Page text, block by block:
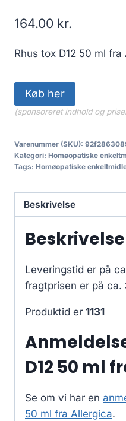
164.00 kr.
Rhus tox D12 50 ml fra
Køb her
(sponsoreret indhold og
Varenummer (SKU):
Kategori: Homøopatiske
Tags: Homøopatiske
Beskrivelse
Beskrivelse
Leveringstid er på
fragtprisen er på ca.
Produktid er 1131
D12 50 ml
Se om vi har en
50 ml fra Allergica.